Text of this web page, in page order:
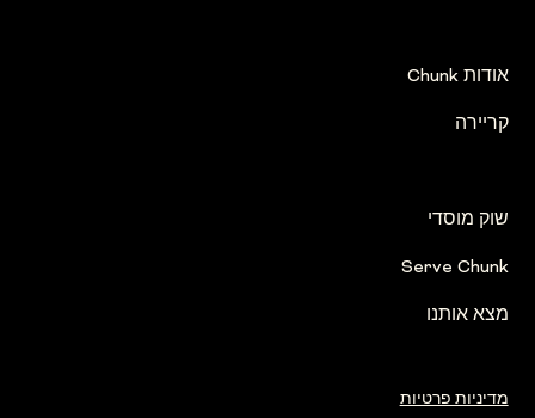
אודות Chunk
קריירה
שוק מוסדי
Serve Chunk
מצא אותנו
מדיניות פרטיות